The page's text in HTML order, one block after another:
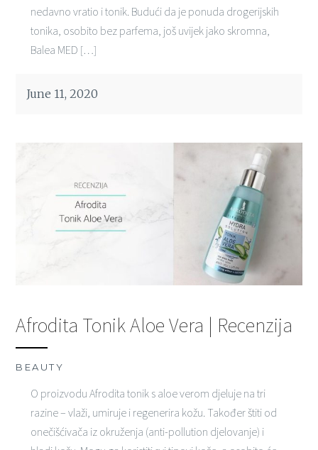
nedavno vratio i tonik. Budući da je ponuda drogerijskih
tonika, osobito bez parfema, još uvijek jako skromna,
Balea MED […]
June 11, 2020
Afrodita Tonik Aloe Vera | Recenzija
BEAUTY
O proizvodu Afrodita tonik s aloe verom djeluje na tri
razine – vlaži, umiruje i regenerira kožu. Također štiti od
onečišćivača iz okruženja (anti-pollution djelovanje) i